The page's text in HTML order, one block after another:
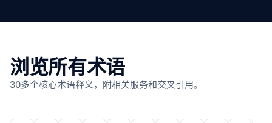
浏览所有术语
30多个核心术语释义，附相关服务和交叉引用。